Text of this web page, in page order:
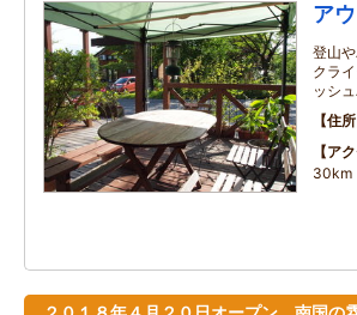
ア
登山
クラ
ッシ
住所
ア
30km